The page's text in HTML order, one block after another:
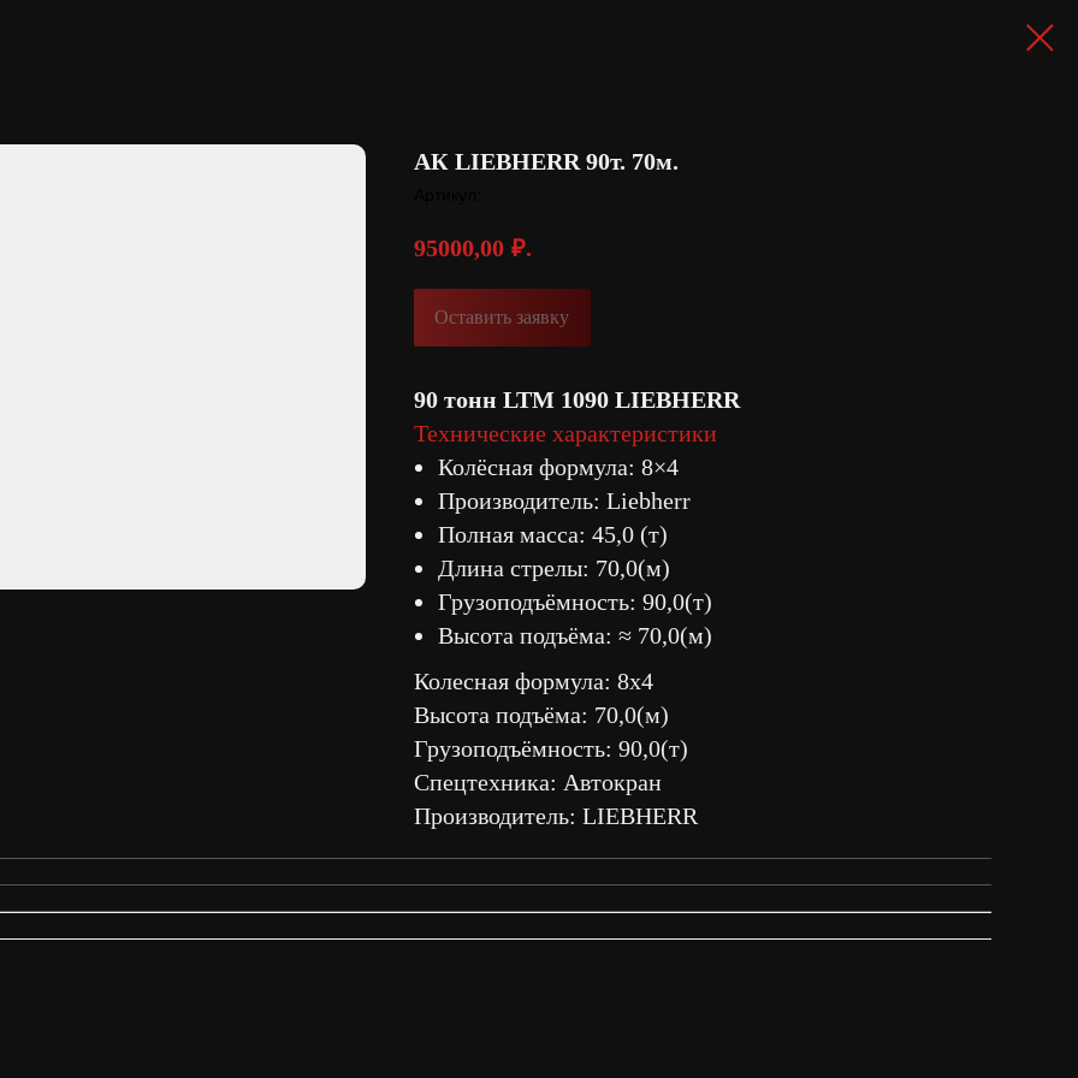
АК LIEBHERR 90т. 70м.
95000,00 ₽.
Оставить заявку
90 тонн LTM 1090 LIEBHERR
Технические характеристики
Колёсная формула: 8×4
Производитель: Liebherr
Полная масса: 45,0 (т)
Длина стрелы: 70,0(м)
Грузоподъёмность: 90,0(т)
Высота подъёма: ≈ 70,0(м)
Колесная формула: 8х4
Высота подъёма: 70,0(м)
Грузоподъёмность: 90,0(т)
Спецтехника: Автокран
Производитель: LIEBHERR